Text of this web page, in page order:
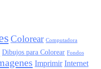
Colorear Computadora
Dibujos para Colorear Fondos
Imprimir Internet